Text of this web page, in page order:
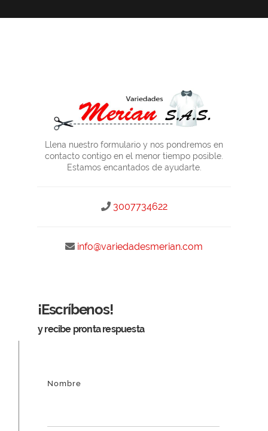
Llena nuestro formulario y nos pondremos en
contacto contigo en el menor tiempo posible.
Estamos encantados de ayudarte.
3007734622
info@variedadesmerian.com
¡Escríbenos!
y recibe pronta respuesta
Nombre